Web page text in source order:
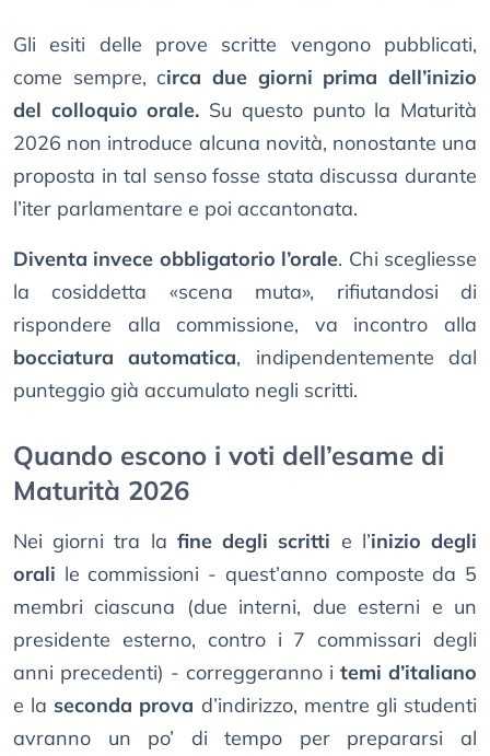
Gli esiti delle prove scritte vengono pubblicati,
come sempre, circa due giorni prima dell’inizio
del colloquio orale. Su questo punto la Maturità
2026 non introduce alcuna novità, nonostante una
proposta in tal senso fosse stata discussa durante
l’iter parlamentare e poi accantonata.
Diventa invece obbligatorio l’orale. Chi scegliesse
la cosiddetta «scena muta», rifiutandosi di
rispondere alla commissione, va incontro alla
bocciatura automatica, indipendentemente dal
punteggio già accumulato negli scritti.
Quando escono i voti dell’esame di
Maturità 2026
Nei giorni tra la fine degli scritti e l’inizio degli
orali le commissioni - quest’anno composte da 5
membri ciascuna (due interni, due esterni e un
presidente esterno, contro i 7 commissari degli
anni precedenti) - correggeranno i temi d’italiano
e la seconda prova d’indirizzo, mentre gli studenti
avranno un po’ di tempo per prepararsi al